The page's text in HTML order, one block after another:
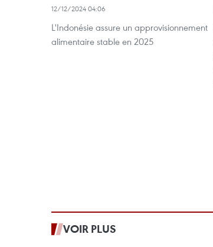
12/12/2024 04:06
L'Indonésie assure un approvisionnement
alimentaire stable en 2025
VOIR PLUS